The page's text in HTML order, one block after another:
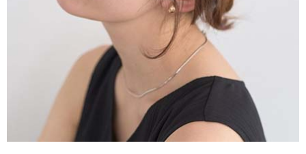
２．關於個人資料處理事宜，請瀏覽以下網址：
https://aftee.tw/terms/#terms3
３．未成年的使用者請事先徵得法定代理人或監護人之同意方可使用
「AFTEE先享後付」，若未經同意申辦者引起之損失，本公司不負相關責
４．使用「AFTEE先享後付」時，將依據個別帳號之用戶狀況，依本公司即
時審查核予不同之上限額度；若仍有額度不足之情形，本公司將視審查結果
請求用戶進行身份認證。
５．嚴禁一人註冊多個帳號或使用他人資訊註冊。若發現惡意使用之情形，
恩沛科技股份有限公司將有權停止該用戶之使用額度並採取法律行動。
每筆NT$60，滿NT$888(含以上)免運費
每筆NT$90，滿NT$888(含以上)免運費